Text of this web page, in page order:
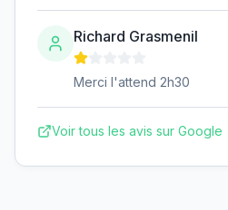
Richard Grasmenil
Merci l'attend 2h30
Voir tous les avis sur Google